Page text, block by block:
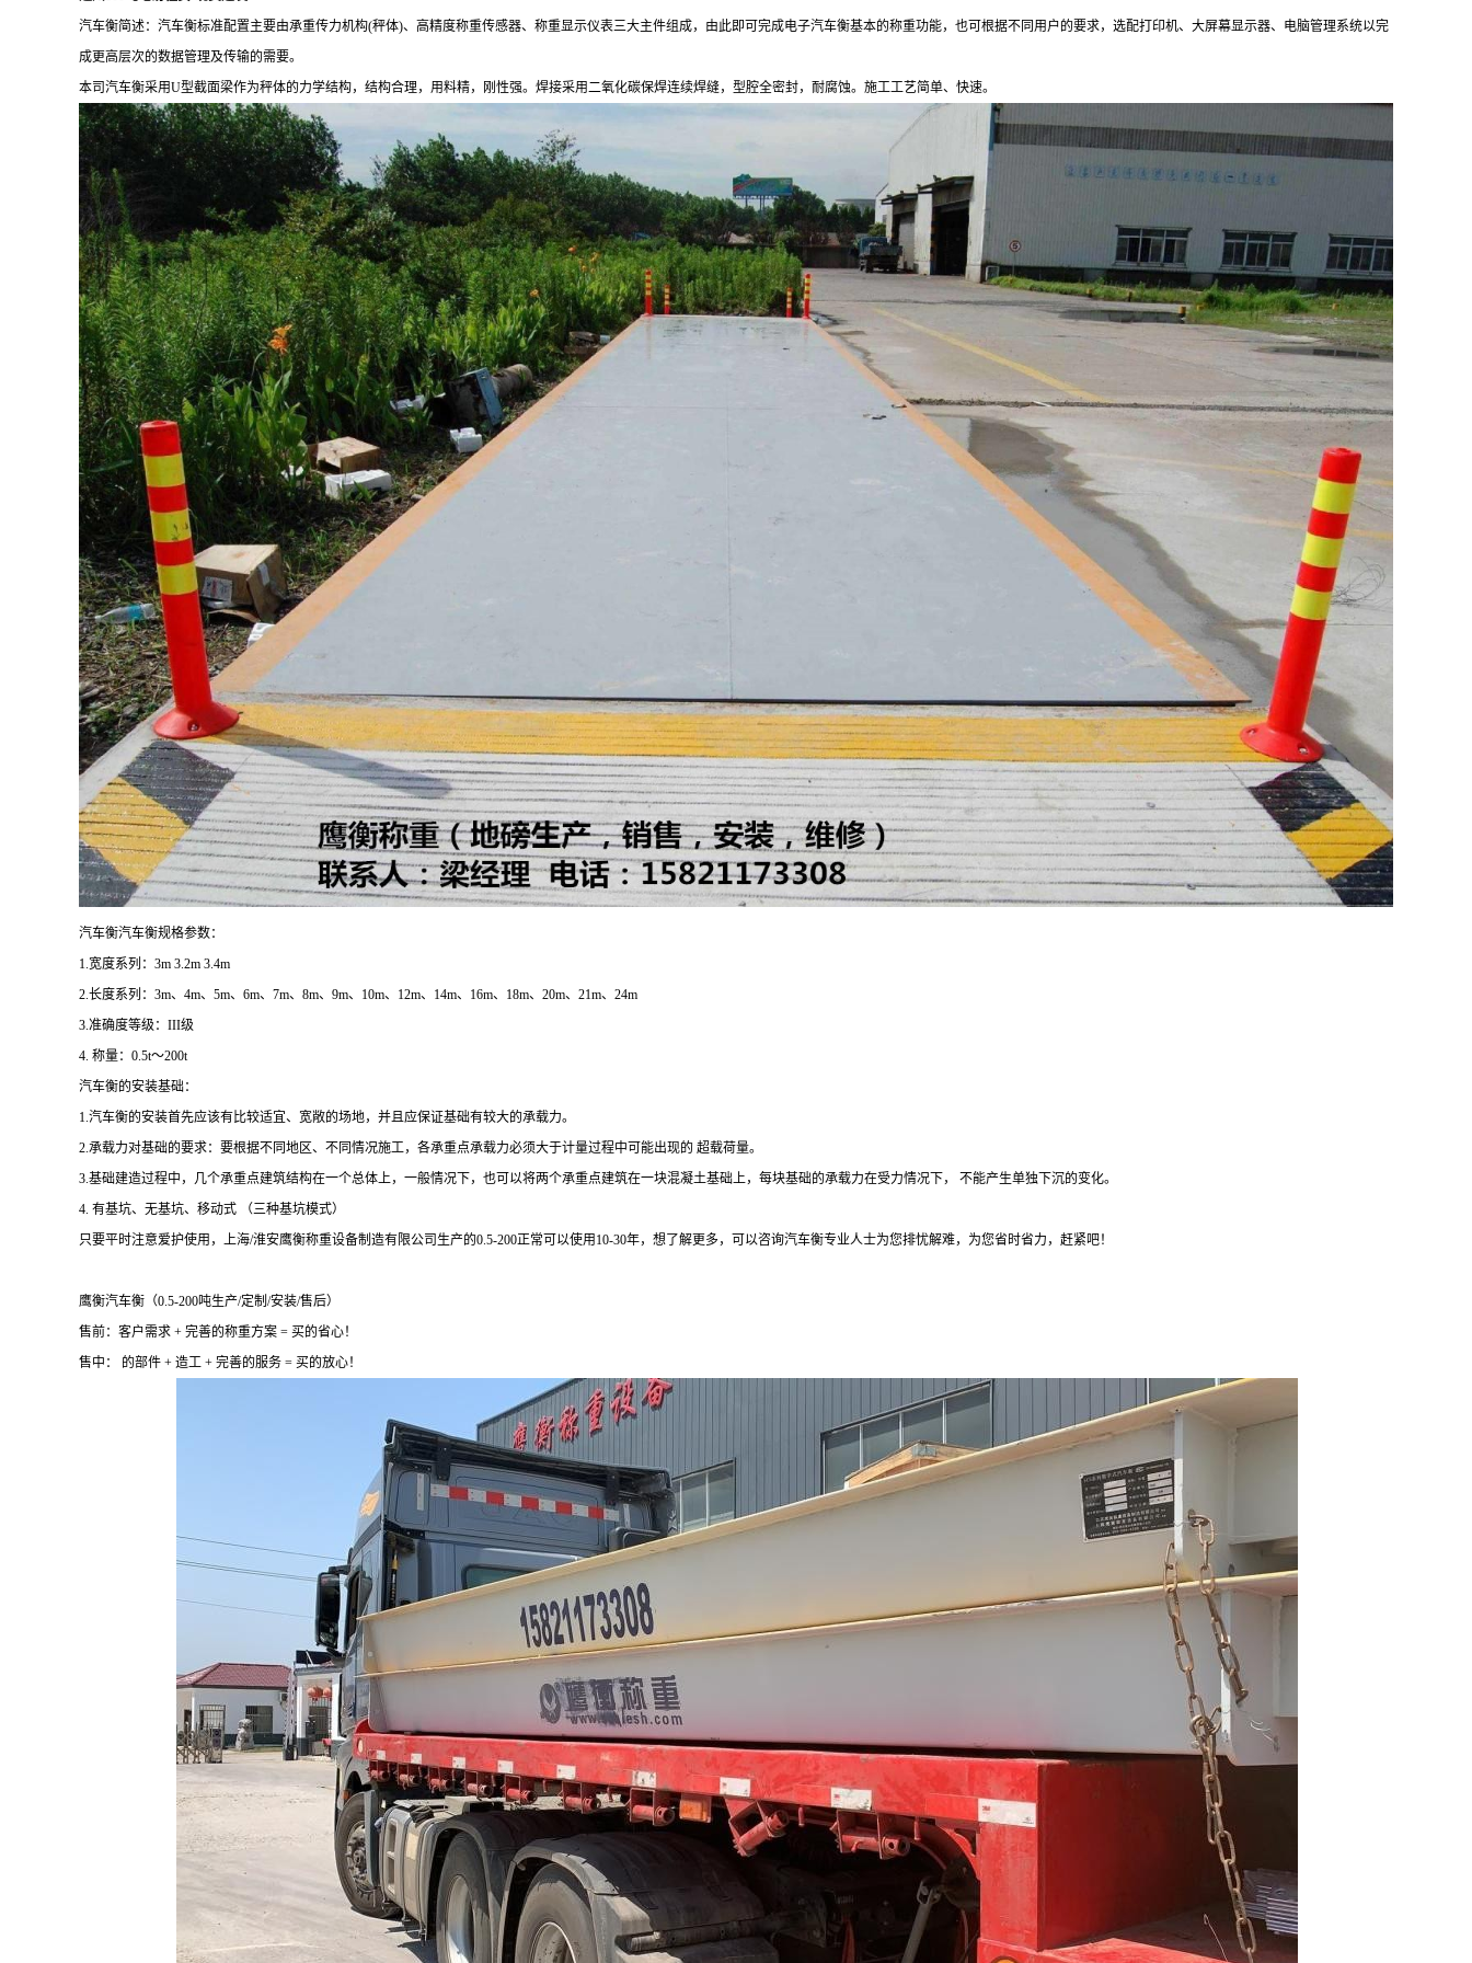
汽车衡简述：汽车衡标准配置主要由承重传力机构(秤体)、高精度称重传感器、称重显示仪表三大主件组成，由此即可完成电子汽车衡基本的称重功能，也可根据不同用户的要求，选配打印机、大屏幕显示器、电脑管理系统以完
成更高层次的数据管理及传输的需要。
本司汽车衡采用U型截面梁作为秤体的力学结构，结构合理，用料精，刚性强。焊接采用二氧化碳保焊连续焊缝，型腔全密封，耐腐蚀。施工工艺简单、快速。
汽车衡汽车衡规格参数：
1.宽度系列：3m 3.2m 3.4m
2.长度系列：3m、4m、5m、6m、7m、8m、9m、10m、12m、14m、16m、18m、20m、21m、24m
3.准确度等级：III级
4. 称量：0.5t～200t
汽车衡的安装基础：
1.汽车衡的安装首先应该有比较适宜、宽敞的场地，并且应保证基础有较大的承载力。
2.承载力对基础的要求：要根据不同地区、不同情况施工，各承重点承载力必须大于计量过程中可能出现的 超载荷量。
3.基础建造过程中，几个承重点建筑结构在一个总体上，一般情况下，也可以将两个承重点建筑在一块混凝土基础上，每块基础的承载力在受力情况下， 不能产生单独下沉的变化。
4. 有基坑、无基坑、移动式
（三种基坑模式）
只要平时注意爱护使用，上海/淮安鹰衡称重设备制造有限公司生产的0.5-200正常可以使用10-30年，想了解更多，可以咨询汽车衡专业人士为您排忧解难，为您省时省力，赶紧吧！
鹰衡汽车衡（0.5-200吨生产/定制/安装/售后）
售前：客户需求 + 完善的称重方案 = 买的省心！
售中： 的部件 + 造工 + 完善的服务 = 买的放心！